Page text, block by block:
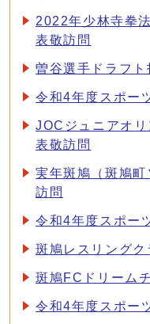
2022年少林寺拳
表敬訪問
曽谷選手ドラフト
令和4年度スポー
JOCジュニアオ
表敬訪問
実年斑鳩（斑鳩
訪問
令和4年度スポー
斑鳩レスリングク
斑鳩FCドリーム
令和4年度スポー